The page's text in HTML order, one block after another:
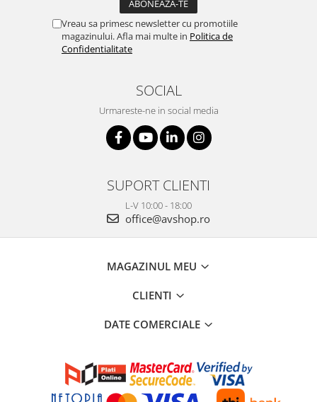
Vreau sa primesc newsletter cu promotiile
magazinului. Afla mai multe in Politica de
Confidentialitate
SOCIAL
Urmareste-ne in social media
SUPORT CLIENTI
L-V 10:00 - 18:00
office@avshop.ro
MAGAZINUL MEU
CLIENTI
DATE COMERCIALE